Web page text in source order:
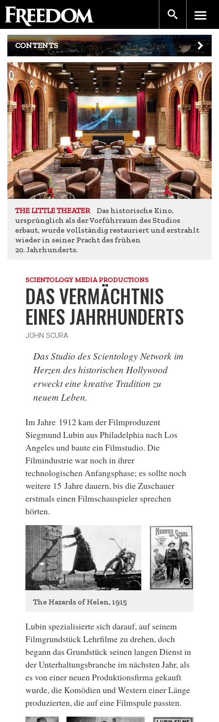
CONTENTS
THE LITTLE THEATER
Das historische Kino,
ursprünglich als der Vorführraum des Studios
erbaut, wurde vollständig restauriert und erstrahlt
wieder in seiner Pracht des frühen
20. Jahrhunderts.
SCIENTOLOGY MEDIA PRODUCTIONS
DAS VERMÄCHTNIS
EINES JAHRHUNDERTS
JOHN SCURA
Das Studio des Scientology Network im
Herzen des historischen Hollywood
erweckt eine kreative Tradition zu
neuem Leben.
Im Jahre 1912 kam der Filmproduzent
Siegmund Lubin aus Philadelphia nach Los
Angeles und baute ein Filmstudio. Die
Filmindustrie war noch in ihrer
technologischen Anfangsphase; es sollte noch
weitere 15 Jahre dauern, bis die Zuschauer
erstmals einen Filmschauspieler sprechen
hörten.
The Hazards of Helen, 1915
Lubin spezialisierte sich darauf, auf seinem
Filmgrundstück Lehrfilme zu drehen, doch
begann das Grundstück seinen langen Dienst in
der Unterhaltungsbranche im nächsten Jahr, als
es von einer neuen Produktionsfirma gekauft
wurde, die Komödien und Western einer Länge
produzierten, die auf eine Filmspule passten.